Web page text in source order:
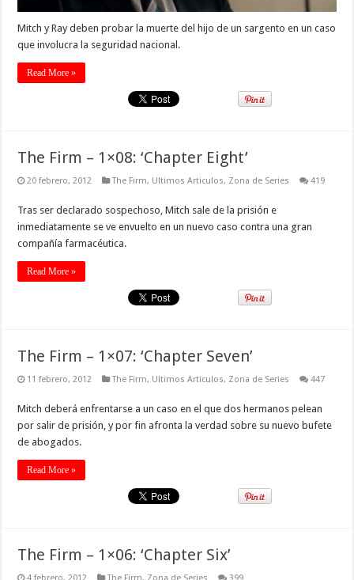
Mitch y Ray deben probar la muerte del hijo de un sargento en un caso
que involucra la seguridad nacional.
Read More »
The Firm – 1×08: ‘Chapter Eight’
20 febrero, 2012 The Firm, Ultimos Articulos, Zona de Series 419
Tras ser declarado sospechoso, Mitch sale de la prisión e
inmediatamente se ve envuelto en un nuevo caso contra una gran
compañía farmacéutica.
Read More »
The Firm – 1×07: ‘Chapter Seven’
11 febrero, 2012 The Firm, Ultimos Articulos, Zona de Series 447
Mitch deberá enfrentarse a un caso en el que dos hermanos pelean
por salir de prisión, y por fin afronta la verdad sobre su nuevo bufete
de abogados.
Read More »
The Firm – 1×06: ‘Chapter Six’
4 febrero, 2012 The Firm, Zona de Series 399